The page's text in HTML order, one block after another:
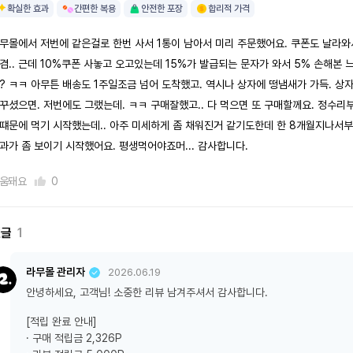
확실한 효과 간편한 복용 안전한 포장 합리적 가격
몰에서 저번에 같은걸로 한번 사서 1통이 남아서 미리 주문했어요. 쿠폰도 날라와
.. 근데 10%쿠폰 사놓고 오고있는데 15%가 발급되는 문자가 와서 5% 손해본
ㅋㅋ 아무튼 배송도 1주일조금 넘어 도착했고. 역시나 상자에 떵냄새가 가득. 상
셨으면. 저번에도 그랬는데. ㅋㅋ 구매잘했고.. 다 먹으면 또 구매할께요. 정수리
문에 먹기 시작했는데.. 아주 미세하게 좀 채워진거 같기도한데 한 8개월지나서부
가 좀 보이기 시작했어요. 평생먹어야죠머... 감사합니다.
돼요 0
1
라무몰 관리자 2026.06.19
안녕하세요, 고객님! 소중한 리뷰 남겨주셔서 감사합니다.
[적립 완료 안내]
· 구매 적립금 2,326P